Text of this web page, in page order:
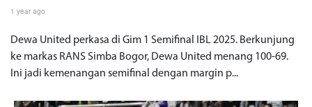
1 year ago
Dewa United perkasa di Gim 1 Semifinal IBL 2025. Berkunjung
ke markas RANS Simba Bogor, Dewa United menang 100-69.
Ini jadi kemenangan semifinal dengan margin p...